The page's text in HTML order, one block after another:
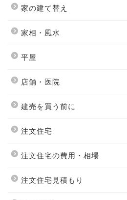
家の建て替え
家相・風水
平屋
店舗・医院
建売を買う前に
注文住宅
注文住宅の費用・相場
注文住宅見積もり